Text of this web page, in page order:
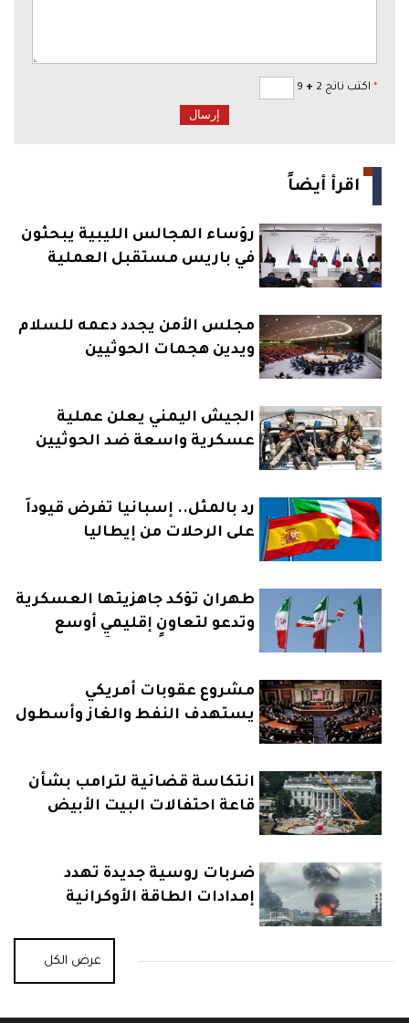
* اكتب ناتج 2 +
اقرأ أيضاً
رؤساء المجالس الليبية يبحثون
في باريس مستقبل العملية
مجلس الأمن يجدد دعمه للسلام
ويدين هجمات الحوثيين
الجيش اليمني يعلن عملية
عسكرية واسعة ضد الحوثيين
رد بالمثل.. إسبانيا تفرض قيوداً
على الرحلات من إيطاليا
طهران تؤكد جاهزيتها العسكرية
وتدعو لتعاونٍ إقليميٍ أوسع
مشروع عقوبات أمريكي
يستهدف النفط والغاز وأسطول
انتكاسة قضائية لترامب بشأن
قاعة احتفالات البيت الأبيض
ضربات روسية جديدة تهدد
إمدادات الطاقة الأوكرانية
عرض الكل